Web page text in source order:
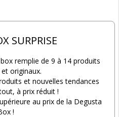
SURPRISE
remplie de 9 à 14 produits
originaux.
et nouvelles tendances
à prix réduit !
au prix de la Degusta
!